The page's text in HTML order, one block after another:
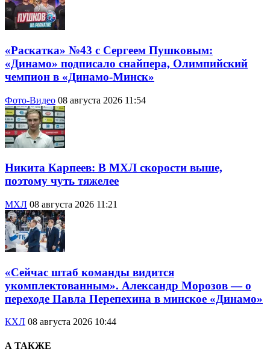
«Раскатка» №43 с Сергеем Пушковым:
«Динамо» подписало снайпера, Олимпийский
чемпион в «Динамо-Минск»
Фото-Видео 08 августа 2026 11:54
Никита Карпеев: В МХЛ скорости выше,
поэтому чуть тяжелее
МХЛ 08 августа 2026 11:21
«Сейчас штаб команды видится
укомплектованным». Александр Морозов — о
переходе Павла Перепехина в минское «Динамо»
КХЛ 08 августа 2026 10:44
А ТАКЖЕ